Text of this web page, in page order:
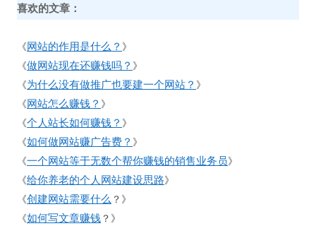
喜欢的文章：
《网站的作用是什么？ 》
《做网站现在还赚钱吗？ 》
《为什么没有做推广也要建一个网站？ 》
《网站怎么赚钱？ 》
《个人站长如何赚钱？ 》
《如何做网站赚广告费？ 》
《一个网站等于无数个帮你赚钱的销售业务员》
《给你养老的个人网站建设思路》
《创建网站需要什么 ？》
《如何写文章赚钱 ？》